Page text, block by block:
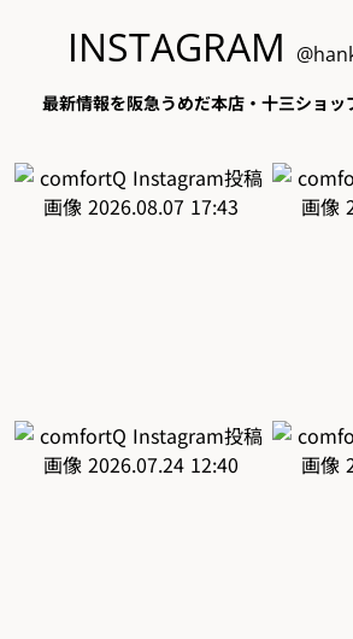
INSTAGRAM
最新情報を阪急うめだ本店・十三ショッ